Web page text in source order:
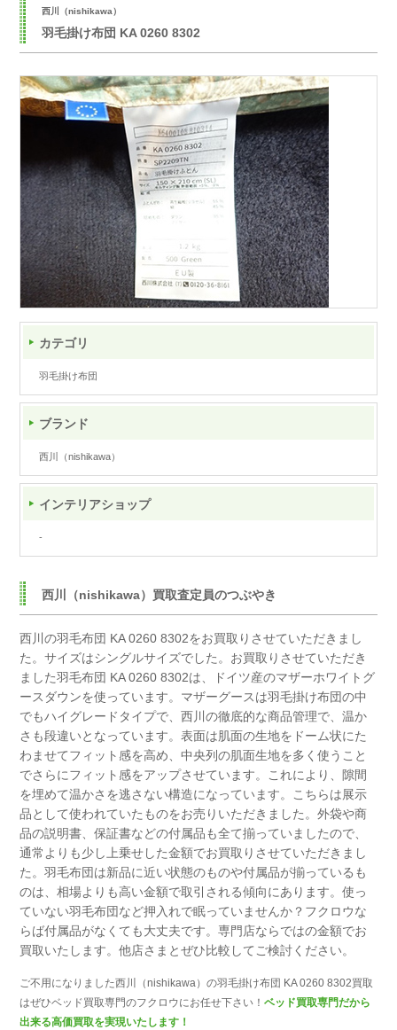
西川（nishikawa）
羽毛掛け布団 KA 0260 8302
カテゴリ
羽毛掛け布団
ブランド
西川（nishikawa）
インテリアショップ
-
西川（nishikawa）買取査定員のつぶやき
西川の羽毛布団 KA 0260 8302をお買取りさせていただきまし
た。サイズはシングルサイズでした。 お買取りさせていただき
ました羽毛布団 KA 0260 8302は、
ドイツ産のマザーホワイトグ
ースダウンを使っています。 マザーグースは羽毛掛け布団の中
でもハイグレードタイプで、西川の徹底的な商品管理で、温か
さも段違いとなっています。表面は肌面の生地をドーム状にた
わませてフィット感を高め、中央列の肌面生地を多く使うこと
でさらにフィット感をアップさせています。 これにより、隙間
を埋めて温かさを逃さない構造になっています。 こちらは展示
品として使われていたものをお売りいただきました。外袋や商
品の説明書、保証書などの付属品も全て揃っていましたので、
通常よりも少し上乗せした金額でお買取りさせていただきまし
た。羽毛布団は新品に近い状態のものや付属品が揃っているも
のは、相場よりも高い金額で取引される傾向にあります。使っ
ていない羽毛布団など押入れで眠っていませんか？ フクロウな
らば付属品がなくても大丈夫です。専門店ならではの金額でお
買取いたします。他店さまとぜひ比較してご検討ください。
ご不用になりました西川（nishikawa）の羽毛掛け布団 KA 0260 8302買取
はぜひベッド買取専門のフクロウにお任せ下さい！ベッド買取専門だから
出来る高価買取を実現いたします！